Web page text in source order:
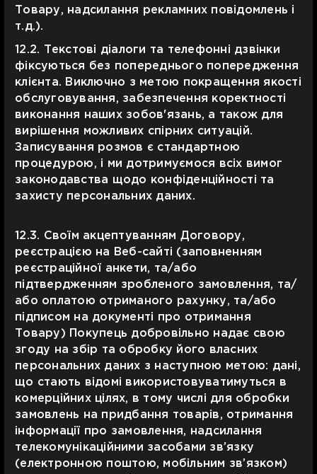
Товару, надсилання рекламних повідомлень і
т.д.).
12.2. Текстові діалоги та телефонні дзвінки
фіксуються без попереднього попередження
клієнта. Виключно з метою покращення якості
обслуговування, забезпечення коректності
виконання наших зобов'язань, а також для
вирішення можливих спірних ситуацій.
Записування розмов є стандартною
процедурою, і ми дотримуємося всіх вимог
законодавства щодо конфіденційності та
захисту персональних даних.
12.3. Своїм акцептуванням Договору,
реєстрацією на Веб-сайті (заповненням
реєстраційної анкети, та/або
підтвердженням зробленого замовлення, та/
або оплатою отриманого рахунку, та/або
підписом на документі про отримання
Товару) Покупець добровільно надає свою
згоду на збір та обробку його власних
персональних даних з наступною метою: дані,
що стають відомі використовуватимуться в
комерційних цілях, в тому числі для обробки
замовлень на придбання товарів, отримання
інформації про замовлення, надсилання
телекомунікаційними засобами зв’язку
(електронною поштою, мобільним зв’язком)